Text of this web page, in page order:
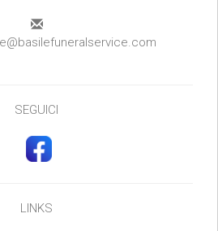
SEGUICI
LINKS